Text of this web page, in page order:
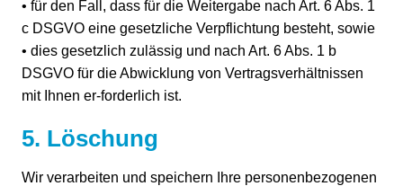
• für den Fall, dass für die Weitergabe nach Art. 6 Abs. 1
c DSGVO eine gesetzliche Verpflichtung besteht, sowie
• dies gesetzlich zulässig und nach Art. 6 Abs. 1 b
DSGVO für die Abwicklung von Vertragsverhältnissen
mit Ihnen er-forderlich ist.
5. Löschung
Wir verarbeiten und speichern Ihre personenbezogenen